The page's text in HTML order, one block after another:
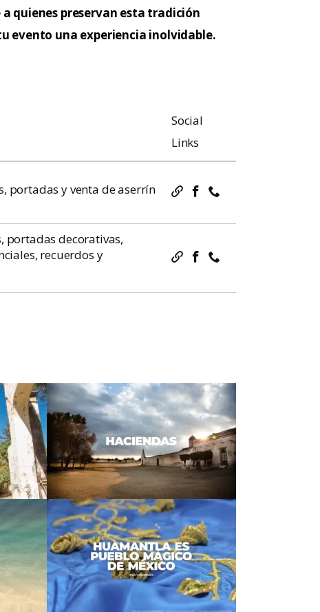
quienes preservan esta tradición
evento una experiencia inolvidable.
Social
Links
portadas y venta de aserrín
portadas decorativas,
recuerdos y